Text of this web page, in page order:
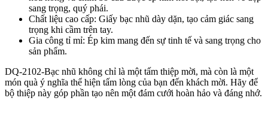
sang trọng, quý phái.
Chất liệu cao cấp: Giấy bạc nhũ dày dặn, tạo cảm giác sang
trọng khi cầm trên tay.
Gia công tỉ mỉ: Ép kim mang đến sự tinh tế và sang trọng cho
sản phẩm.
DQ-2102-Bạc nhũ không chỉ là một tấm thiệp mời, mà còn là một
món quà ý nghĩa thể hiện tấm lòng của bạn đến khách mời. Hãy để
bộ thiệp này góp phần tạo nên một đám cưới hoàn hảo và đáng nhớ.